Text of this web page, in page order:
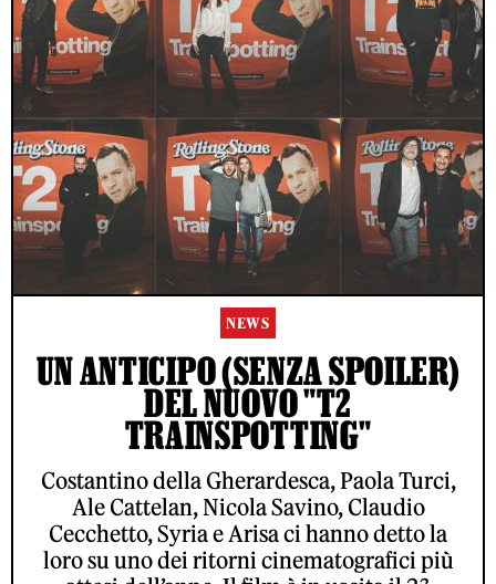
NEWS
UN ANTICIPO (SENZA SPOILER)
DEL NUOVO "T2
TRAINSPOTTING"
Costantino della Gherardesca, Paola Turci,
Ale Cattelan, Nicola Savino, Claudio
Cecchetto, Syria e Arisa ci hanno detto la
loro su uno dei ritorni cinematografici più